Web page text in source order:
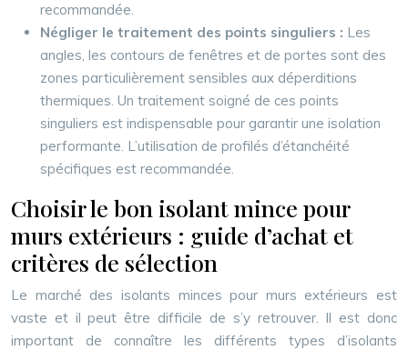
recommandée.
Négliger le traitement des points singuliers : Les
angles, les contours de fenêtres et de portes sont des
zones particulièrement sensibles aux déperditions
thermiques. Un traitement soigné de ces points
singuliers est indispensable pour garantir une isolation
performante. L’utilisation de profilés d’étanchéité
spécifiques est recommandée.
Choisir le bon isolant mince pour
murs extérieurs : guide d’achat et
critères de sélection
Le marché des isolants minces pour murs extérieurs est
vaste et il peut être difficile de s’y retrouver. Il est donc
important de connaître les différents types d’isolants